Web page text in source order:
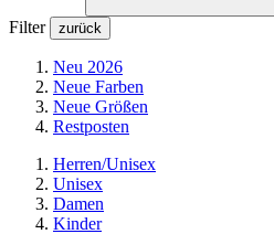
Filter zurück
Neu 2026
Neue Farben
Neue Größen
Restposten
Herren/Unisex
Unisex
Damen
Kinder